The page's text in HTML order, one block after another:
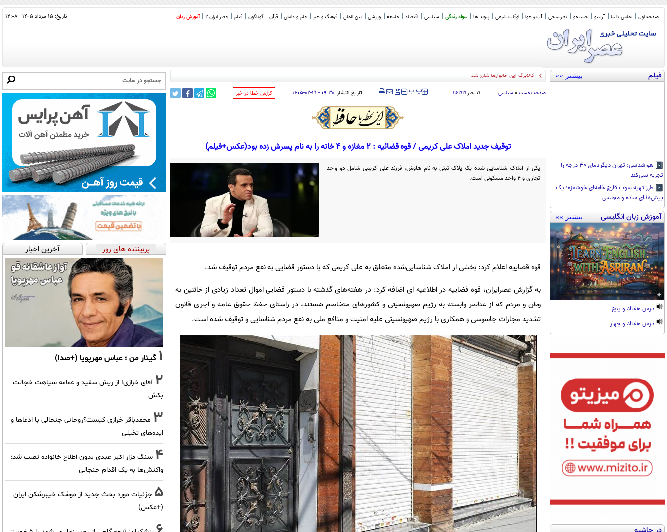
صفحه اول تماس با ما آرشیو جستجو نظرسنجی آب و هوا اوقات شرعی پیوند ها سواد زندگی سیاسی اقتصاد جامعه ورزشی بین الملل فرهنگ و هنر علم و دانش قرآن گوناگون فیلم عصر ایران 2 آموزش زبان تاریخ: ۱۵ مرداد ۱۴۰۵ - ۱۲:۰۸
فیلم بیشتر »»
هواشناسی: تهران دیگر دمای ۴۰ درجه را
تجربه نمی‌کند
طرز تهیه سوپ قارچ خامه‌ای خوشمزه؛ یک
پیش‌غذای ساده و مجلسی
آموزش زبان انگلیسی بیشتر »»
درس هفتاد و پنج
درس هفتاد و چهار
پیام روشن پزشکیان در_
صفحه نخست » سیاسی کد خبر ۱۱۶۲۱۲۱ ‍‍‍ پ پ تاریخ انتشار: ۰۹:۳۰ - ۲۱-۰۲-۱۴۰۵ ‌گزارش خطا در خبر
توقیف جدید املاک علی کریمی / قوه قضائیه : 2 مغازه و 4 خانه را به نام پسرش زده بود(عکس+فیلم)
یکی از املاک شناسایی شده یک پلاک ثبتی به نام هاوش، فرزند علی کریمی شامل دو واحد
تجاری و ۴ واحد مسکونی است.
قوه قضاییه اعلام کرد: بخشی از املاک شناسایی‌شده متعلق به علی کریمی که با دستور قضایی به نفع مردم توقیف شد.
به گزارش عصرایران، قوه قضاییه در اطلاعیه ای اضافه کرد: در هفته‌های گذشته با دستور قضایی اموال تعداد زیادی از خائنین به
وطن و مردم که از عناصر وابسته به رژیم صهیونسیتی و کشورهای متخاصم هستند، در راستای حفظ حقوق عامه و اجرای قانون
تشدید مجازات جاسوسی و همکاری با رژیم صهیونسیتی علیه امنیت و منافع ملی به نفع مردم شناسایی و توقیف شده است.
پربیننده های روز آخرین اخبار
1 گیتار من ؛ عباس مهرپویا (+صدا)
2 آقای خرازی! از ریش سفید و عمامه سیاهت خجالت
بکش
3 محمدباقر خرازی کیست؟روحانی جنجالی با ادعاها و
ایده‌های تخیلی
4 سنگ مزار اکبر عبدی بدون اطلاع خانواده نصب شد؛
واکنش‌ها به یک اقدام جنجالی
5 جزئیات مورد بحث جدید از موشک خیبرشکن ایران
(+عکس)